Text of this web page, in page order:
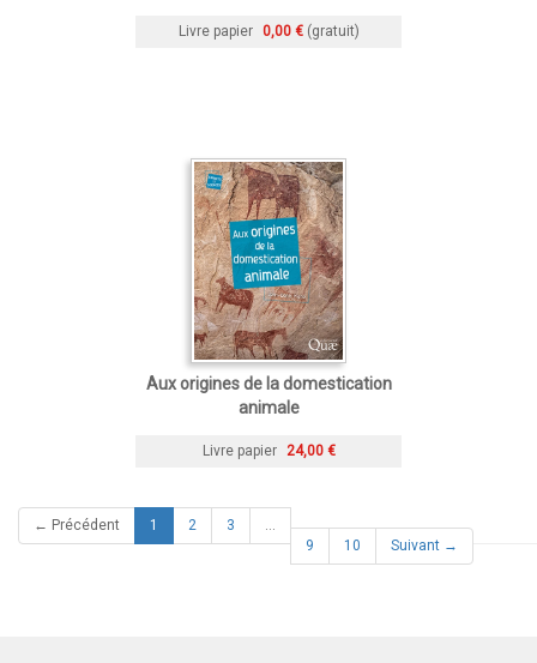
Livre papier 0,00 € (gratuit)
Aux origines de la domestication
animale
Livre papier 24,00 €
← Précédent 1 (current)
2 3
…
9
10 Suivant →